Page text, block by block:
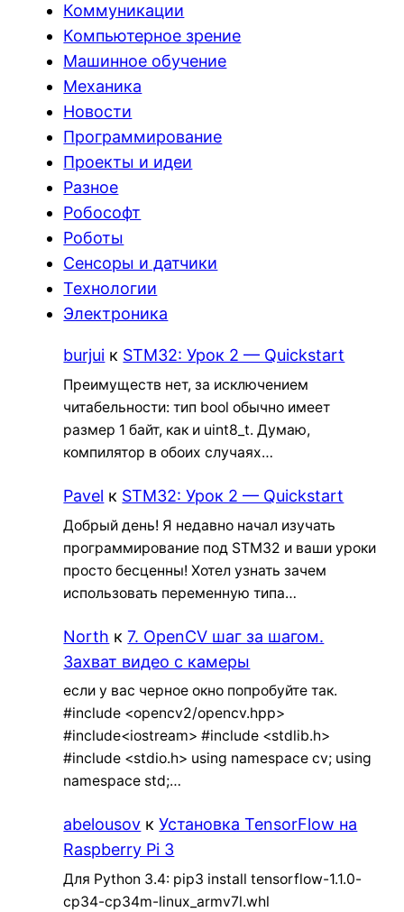
Коммуникации
Компьютерное зрение
Машинное обучение
Механика
Новости
Программирование
Проекты и идеи
Разное
Робософт
Роботы
Сенсоры и датчики
Технологии
Электроника
burjui к STM32: Урок 2 — Quickstart
Преимуществ нет, за исключением
читабельности: тип bool обычно имеет
размер 1 байт, как и uint8_t. Думаю,
компилятор в обоих случаях…
Pavel к STM32: Урок 2 — Quickstart
Добрый день! Я недавно начал изучать
программирование под STM32 и ваши уроки
просто бесценны! Хотел узнать зачем
использовать переменную типа…
North к7. OpenCV шаг за шагом.
Захват видео с камеры
если у вас черное окно попробуйте так.
#include <opencv2/opencv.hpp>
#include<iostream> #include <stdlib.h>
#include <stdio.h> using namespace cv; using
namespace std;…
abelousov кУстановка TensorFlow на
Raspberry Pi 3
Для Python 3.4: pip3 install tensorflow-1.1.0-
cp34-cp34m-linux_armv7l.whl